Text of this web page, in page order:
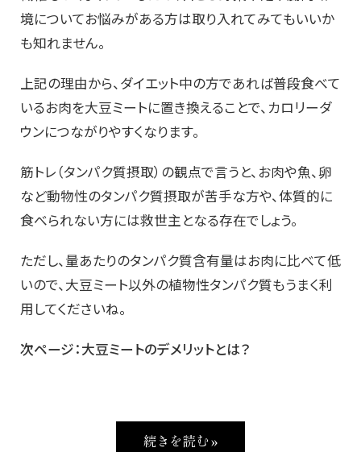
境についてお悩みがある方は取り入れてみてもいいか
も知れません。
上記の理由から、ダイエット中の方であれば普段食べて
いるお肉を大豆ミートに置き換えることで、カロリーダ
ウンにつながりやすくなります。
筋トレ（タンパク質摂取）の観点で言うと、お肉や魚、卵
など動物性のタンパク質摂取が苦手な方や、体質的に
食べられない方には救世主となる存在でしょう。
ただし、量あたりのタンパク質含有量はお肉に比べて低
いので、大豆ミート以外の植物性タンパク質もうまく利
用してくださいね。
次ページ：大豆ミートのデメリットとは？
続きを読む »